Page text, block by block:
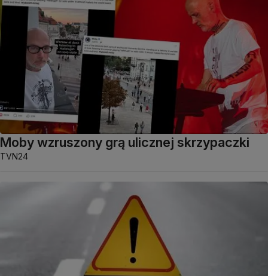
Moby wzruszony grą ulicznej skrzypaczki
TVN24